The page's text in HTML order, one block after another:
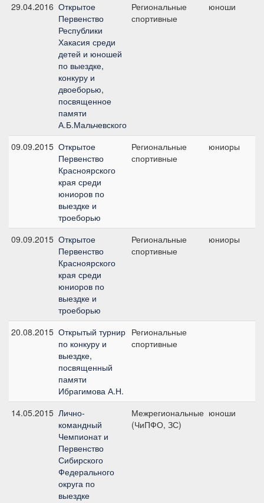
29.04.2016 Открытое
Первенство
Республики
Хакасия среди
детей и юношей
по выездке,
конкуру и
двоеборью,
посвященное
памяти
А.Б.Мальчевского
Региональные
спортивные
юноши
09.09.2015 Открытое
Первенство
Красноярского
края среди
юниоров по
выездке и
троеборью
Региональные
спортивные
юниоры
09.09.2015 Открытое
Первенство
Красноярского
края среди
юниоров по
выездке и
троеборью
Региональные
спортивные
юниоры
20.08.2015 Открытый турнир
по конкуру и
выездке,
посвященный
памяти
Ибрагимова А.Н.
Региональные
спортивные
14.05.2015 Лично-
командный
Чемпионат и
Первенство
Сибирского
Федерального
округа по
выездке
Межрегиональные
(ЧиПФО, ЗС)
юноши